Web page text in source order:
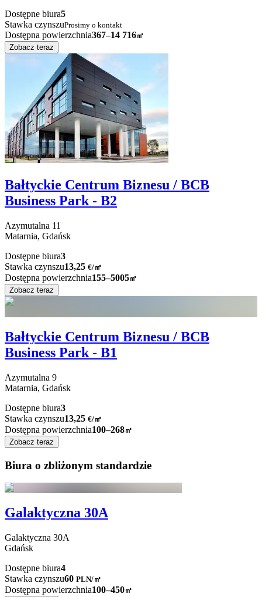
Dostępne biura5
Stawka czynszuProsimy o kontakt
Dostępna powierzchnia367–14 716㎡
Zobacz teraz
Bałtyckie Centrum Biznesu / BCB
Business Park - B2
Azymutalna 11
Matarnia, Gdańsk
Dostępne biura3
Stawka czynszu13,25 €/㎡
Dostępna powierzchnia155–5005㎡
Zobacz teraz
Bałtyckie Centrum Biznesu / BCB
Business Park - B1
Azymutalna 9
Matarnia, Gdańsk
Dostępne biura3
Stawka czynszu13,25 €/㎡
Dostępna powierzchnia100–268㎡
Zobacz teraz
Biura o zbliżonym standardzie
Galaktyczna 30A
Galaktyczna 30A
Gdańsk
Dostępne biura4
Stawka czynszu60 PLN/㎡
Dostępna powierzchnia100–450㎡